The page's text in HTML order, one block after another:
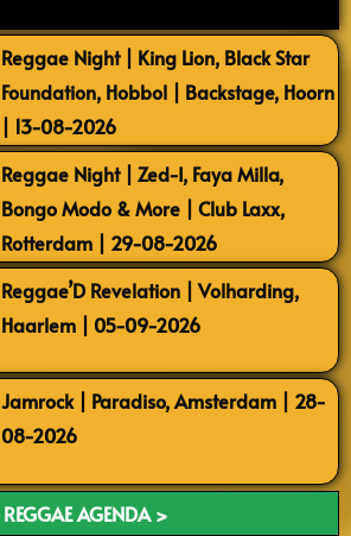
Reggae Night | King Lion, Black Star
Foundation, Hobbol | Backstage, Hoorn
| 13-08-2026
Reggae Night | Zed-I, Faya Milla,
Bongo Modo & More | Club Laxx,
Rotterdam | 29-08-2026
Reggae’D Revelation | Volharding,
Haarlem | 05-09-2026
Jamrock | Paradiso, Amsterdam | 28-
08-2026
REGGAE AGENDA >